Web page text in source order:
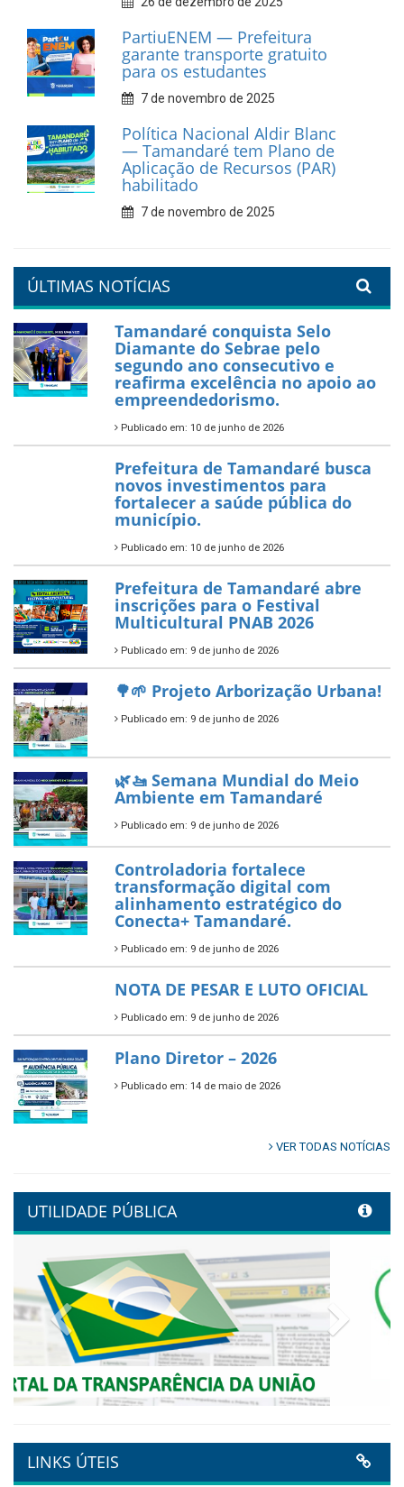
Prefeitura de Tamandaré
fortalece apoio aos
catadores de materiais
recicláveis
9 de fevereiro de 2026
Prefeitura de Tamandaré
reforça diálogo e
compromisso com a
valorização da educação
7 de fevereiro de 2026
orla da cidade.
PartiuENEM — Prefeitura
garante transporte gratuito
para os estudantes
7 de novembro de 2025
Política Nacional Aldir Blanc
— Tamandaré tem Plano de
Aplicação de Recursos (PAR)
habilitado
7 de novembro de 2025
ÚLTIMAS NOTÍCIAS
Tamandaré conquista Selo
Diamante do Sebrae pelo
segundo ano consecutivo e
reafirma excelência no apoio ao
empreendedorismo.
Publicado em: 10 de junho de 2026
novos investimentos para
fortalecer a saúde pública do
município.
Publicado em: 10 de junho de 2026
Prefeitura de Tamandaré abre
inscrições para o Festival
Multicultural PNAB 2026
Publicado em: 9 de junho de 2026
🌳🌱 Projeto Arborização Urbana!
Publicado em: 9 de junho de 2026
🌿🚤 Semana Mundial do Meio
Ambiente em Tamandaré
alinhamento estratégico do
Conecta+ Tamandaré.
NOTA DE PESAR E LUTO OFICIAL
Publicado em: 9 de junho de 2026
Plano Diretor – 2026
Publicado em: 14 de maio de 2026
VER TODAS NOTÍCIAS